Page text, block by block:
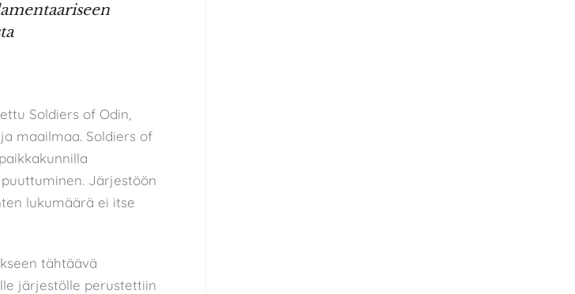
Soldiers of Odin,
maailmaa. Soldiers of
Järjestöön
lukumäärä ei itse
tähtäävä
järjestölle perustettiin